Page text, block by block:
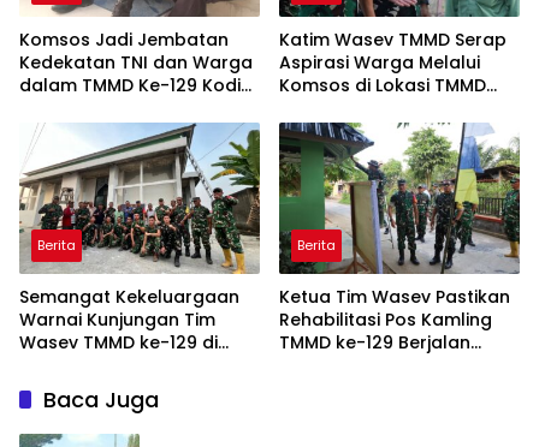
Komsos Jadi Jembatan
Kedekatan TNI dan Warga
dalam TMMD Ke-129 Kodim
Katim Wasev TMMD Serap
Aspirasi Warga Melalui
Komsos di Lokasi TMMD
Berita
Semangat Kekeluargaan
Warnai Kunjungan Tim
Wasev TMMD ke-129 di
Berita
Ketua Tim Wasev Pastikan
Rehabilitasi Pos Kamling
TMMD ke-129 Berjalan
Baca Juga